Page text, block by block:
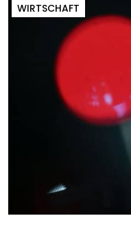
WIRTSCHAFT